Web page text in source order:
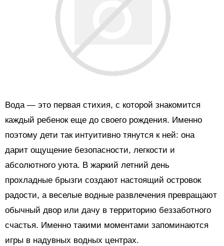
Вода — это первая стихия, с которой знакомится
каждый ребенок еще до своего рождения. Именно
поэтому дети так интуитивно тянутся к ней: она
дарит ощущение безопасности, легкости и
абсолютного уюта. В жаркий летний день
прохладные брызги создают настоящий островок
радости, а веселые водные развлечения превращают
обычный двор или дачу в территорию беззаботного
счастья. Именно такими моментами запоминаются
игры в надувных водных центрах.